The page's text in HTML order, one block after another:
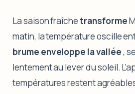
La saison fraîchetransforme
matin, la température oscille
brume enveloppe la vallée,
lentement au lever du soleil.
températures restent